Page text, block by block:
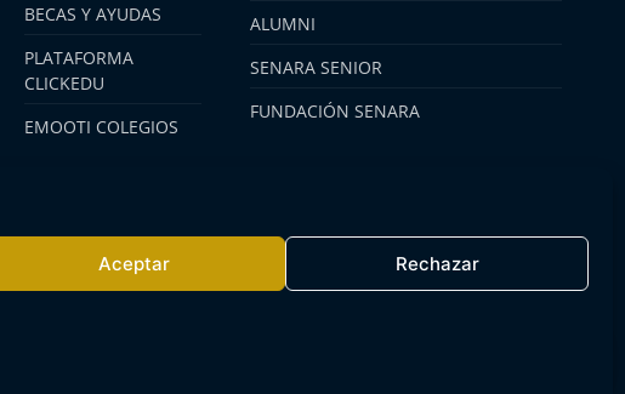
Aceptar Rechazar
BECAS Y AYUDAS
PLATAFORMA
CLICKEDU
EMOOTI COLEGIOS
ALUMNI
SENARA SENIOR
FUNDACIÓN SENARA